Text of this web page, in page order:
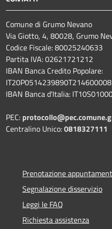
Comune di Grumo Nevano
Via Giotto, 4, 80028, Grumo
Codice Fiscale: 80025240633
Partita IVA: 02621721212
IBAN Banca Credito Popolare:
IBAN Banca d'Italia:
PEC:
Centralino Unico:0818327111
Prenotazione
Segnalazione disservizio
Leggi le FAQ
Richiesta assistenza